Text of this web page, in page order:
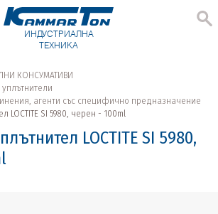
ИНДУСТРИАЛНА
ТЕХНИКА
КОНСУМАТИВИ
агенти със специфично предназначение
LOCTITE SI 5980, черен - 100ml
LOCTITE SI 5980,